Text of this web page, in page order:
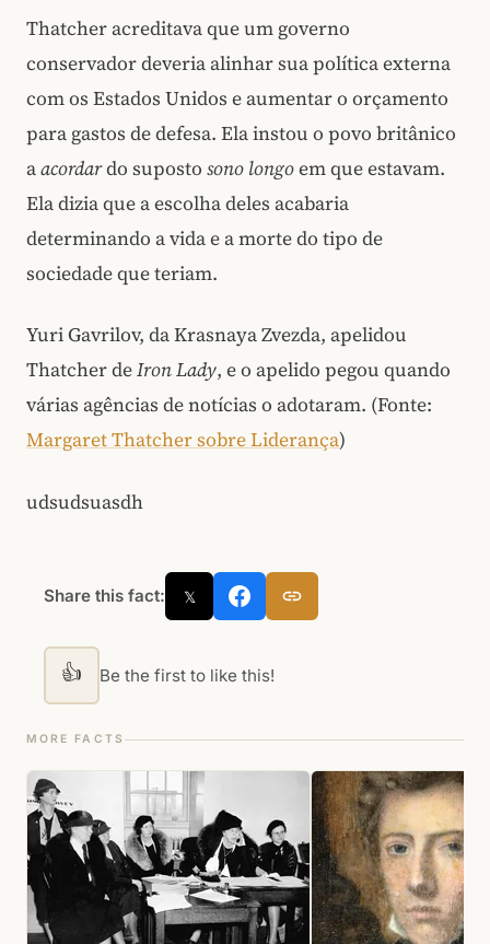
Thatcher acreditava que um governo
conservador deveria alinhar sua política externa
com os Estados Unidos e aumentar o orçamento
para gastos de defesa. Ela instou o povo britânico
aacordardo suposto sono longoem que estavam.
Ela dizia que a escolha deles acabaria
determinando a vida e a morte do tipo de
sociedade que teriam.
Yuri Gavrilov, da Krasnaya Zvezda, apelidou
Thatcher deIron Lady, e o apelido pegou quando
várias agências de notícias o adotaram. (Fonte:
Margaret Thatcher sobre Liderança)
udsudsuasdh
Share this fact: 𝕏
👍 Be the first to like this!
MORE FACTS